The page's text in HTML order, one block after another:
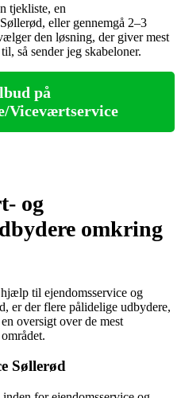
tjekliste, en
eller gennemgå 2–3
den løsning, der giver mest
så sender jeg skabeloner.
på
Viceværtservice
og
omkring
til ejendomsservice og
er der flere pålidelige udbydere,
oversigt over de mest
Søllerød